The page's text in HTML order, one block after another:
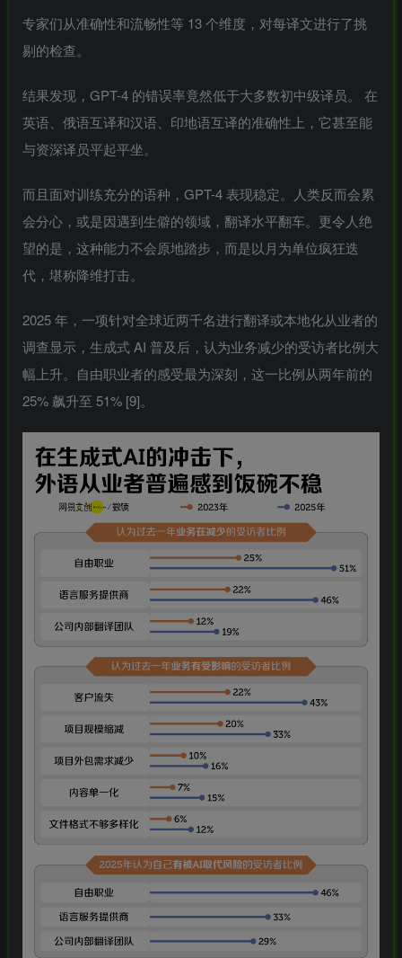
专家们从准确性和流畅性等 13 个维度，对每译文进行了挑
剔的检查。
结果发现，GPT-4 的错误率竟然低于大多数初中级译员。 在
英语、俄语互译和汉语、印地语互译的准确性上，它甚至能
与资深译员平起平坐。
而且面对训练充分的语种，GPT-4 表现稳定。人类反而会累
会分心，或是因遇到生僻的领域，翻译水平翻车。更令人绝
望的是，这种能力不会原地踏步，而是以月为单位疯狂迭
代，堪称降维打击。
2025 年，一项针对全球近两千名进行翻译或本地化从业者的
调查显示，生成式 AI 普及后，认为业务减少的受访者比例大
幅上升。自由职业者的感受最为深刻，这一比例从两年前的
25% 飙升至 51% [9]。